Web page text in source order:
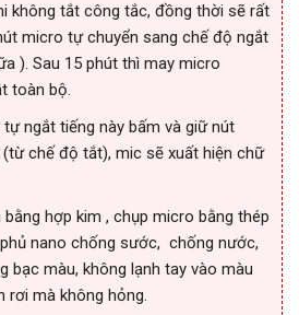
không tắt công tắc, đồng thời sẽ rất
micro tự chuyển sang chế độ ngắt
). Sau 15 phút thì may micro
toàn bộ.
ngắt tiếng này bấm và giữ nút
chế độ tắt), mic sẽ xuất hiện chữ
bằng hợp kim , chụp micro bằng thép
nano chống sước, chống nước,
bạc màu, không lạnh tay vào màu
rơi mà không hỏng.